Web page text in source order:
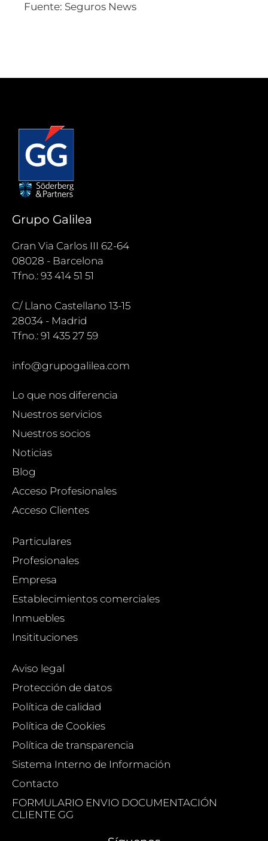
Fuente: Seguros News
Grupo Galilea
Gran Via Carlos III 62-64
08028 - Barcelona
Tfno.: 93 414 51 51
C/ Llano Castellano 13-15
28034 - Madrid
Tfno.: 91 435 27 59
info@grupogalilea.com
Lo que nos diferencia
Nuestros servicios
Nuestros socios
Noticias
Blog
Acceso Profesionales
Acceso Clientes
Particulares
Profesionales
Empresa
Establecimientos comerciales
Inmuebles
Insitituciones
Aviso legal
Protección de datos
Política de calidad
Política de Cookies
Política de transparencia
Sistema Interno de Información
Contacto
FORMULARIO ENVIO DOCUMENTACIÓN
CLIENTE GG